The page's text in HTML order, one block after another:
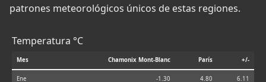
patrones meteorológicos únicos de estas regiones.
Temperatura °C
Mes Chamonix Mont-Blanc París +/-
Ene -1.30 4.80 6.11